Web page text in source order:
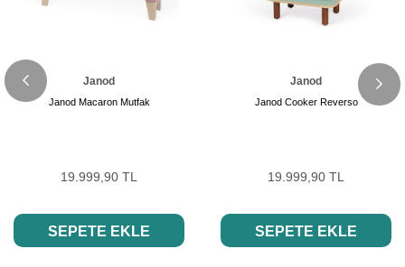
Janod
Janod Macaron Mutfak
19.999,90 TL
SEPETE EKLE
Janod
Janod Cooker Reverso
19.999,90 TL
SEPETE EKLE